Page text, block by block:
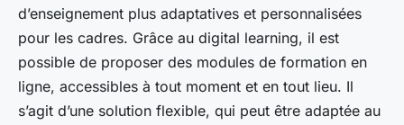
d’enseignement plus adaptatives et personnalisées
pour les cadres. Grâce au digital learning, il est
possible de proposer des modules de formation en
ligne, accessibles à tout moment et en tout lieu. Il
s’agit d’une solution flexible, qui peut être adaptée au